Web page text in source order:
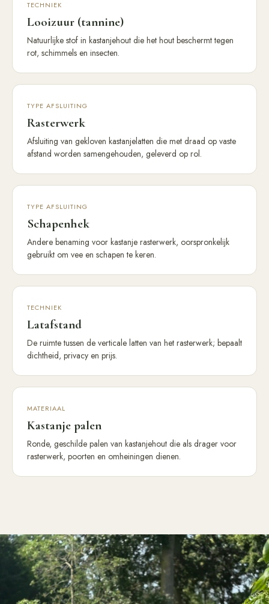
TECHNIEK
Looizuur (tannine)
Natuurlijke stof in kastanjehout die het hout beschermt tegen
rot, schimmels en insecten.
TYPE AFSLUITING
Rasterwerk
Afsluiting van gekloven kastanjelatten die met draad op vaste
afstand worden samengehouden, geleverd op rol.
TYPE AFSLUITING
Schapenhek
Andere benaming voor kastanje rasterwerk, oorspronkelijk
gebruikt om vee en schapen te keren.
TECHNIEK
Latafstand
De ruimte tussen de verticale latten van het rasterwerk; bepaalt
dichtheid, privacy en prijs.
MATERIAAL
Kastanje palen
Ronde, geschilde palen van kastanjehout die als drager voor
rasterwerk, poorten en omheiningen dienen.